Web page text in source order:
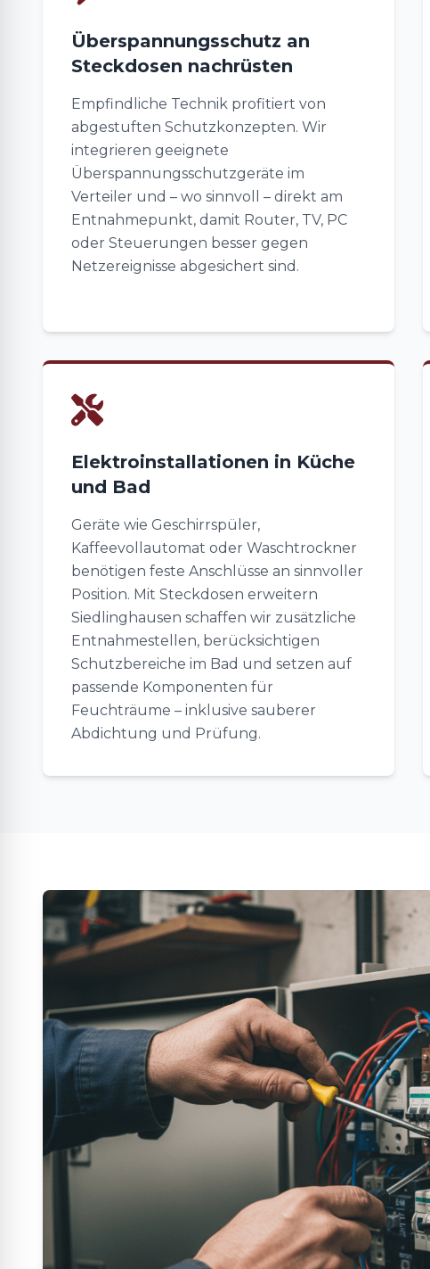
Überspannungsschutz an
Steckdosen nachrüsten
Empfindliche Technik profitiert von
abgestuften Schutzkonzepten. Wir
integrieren geeignete
Überspannungsschutzgeräte im
Verteiler und – wo sinnvoll – direkt am
Entnahmepunkt, damit Router, TV, PC
oder Steuerungen besser gegen
Netzereignisse abgesichert sind.
Elektroinstallationen in Küche
und Bad
Geräte wie Geschirrspüler,
Kaffeevollautomat oder Waschtrockner
benötigen feste Anschlüsse an sinnvoller
Position. Mit Steckdosen erweitern
Siedlinghausen schaffen wir zusätzliche
Entnahmestellen, berücksichtigen
Schutzbereiche im Bad und setzen auf
passende Komponenten für
Feuchträume – inklusive sauberer
Abdichtung und Prüfung.